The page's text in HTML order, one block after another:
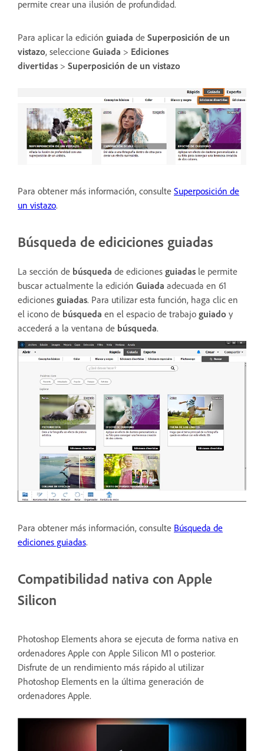
permite crear una ilusión de profundidad.
Para aplicar la edición guiada de Superposición de un
vistazo, seleccione Guiada > Ediciones
divertidas > Superposición de un vistazo
Para obtener más información, consulte Superposición de
un vistazo.
Búsqueda de ediciciones guiadas
La sección de búsqueda de ediciones guiadas le permite
buscar actualmente la edición Guiada adecuada en 61
ediciones guiadas. Para utilizar esta función, haga clic en
el icono de búsqueda en el espacio de trabajo guiado y
accederá a la ventana de búsqueda.
Para obtener más información, consulte Búsqueda de
ediciones guiadas.
Compatibilidad nativa con Apple
Silicon
Photoshop Elements ahora se ejecuta de forma nativa en
ordenadores Apple con Apple Silicon M1 o posterior.
Disfrute de un rendimiento más rápido al utilizar
Photoshop Elements en la última generación de
ordenadores Apple.